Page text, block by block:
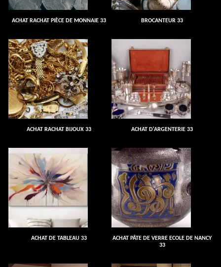
ACHAT RACHAT PIÈCE DE MONNAIE 33 BROCANTEUR 33
ACHAT RACHAT BIJOUX 33 ACHAT D'ARGENTERIE 33
ACHAT DE TABLEAU 33
ACHAT PÂTE DE VERRE ECOLE DE NANCY
33